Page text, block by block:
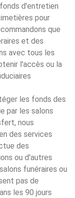
d'entretien
pour
que
et des
avec tous les
l'accès ou la
les fonds des
par les salons
nous
des services
des
ou d'autres
funéraires ou
pas de
les 90 jours